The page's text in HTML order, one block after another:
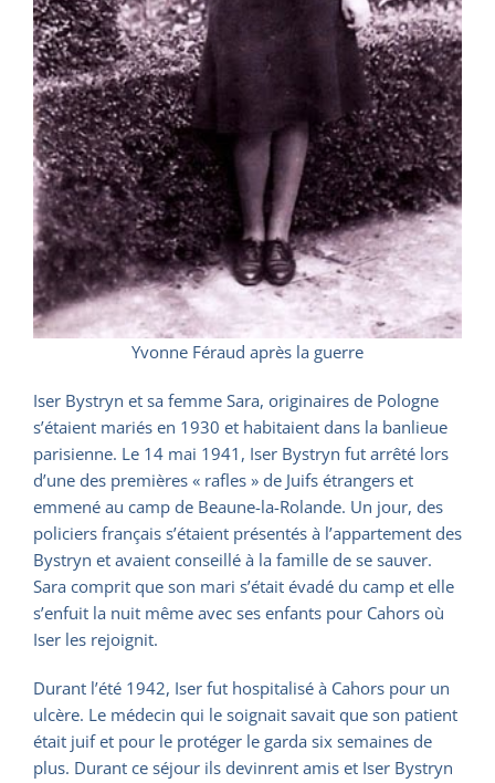
Yvonne Féraud après la guerre
Iser Bystryn et sa femme Sara, originaires de Pologne
s’étaient mariés en 1930 et habitaient dans la banlieue
parisienne. Le 14 mai 1941, Iser Bystryn fut arrêté lors
d’une des premières « rafles » de Juifs étrangers et
emmené au camp de Beaune-la-Rolande. Un jour, des
policiers français s’étaient présentés à l’appartement des
Bystryn et avaient conseillé à la famille de se sauver.
Sara comprit que son mari s’était évadé du camp et elle
s’enfuit la nuit même avec ses enfants pour Cahors où
Iser les rejoignit.
Durant l’été 1942, Iser fut hospitalisé à Cahors pour un
ulcère. Le médecin qui le soignait savait que son patient
était juif et pour le protéger le garda six semaines de
plus. Durant ce séjour ils devinrent amis et Iser Bystryn